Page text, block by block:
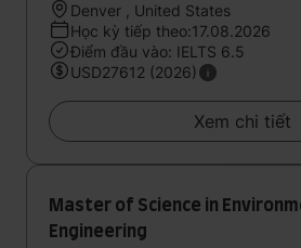
Denver , United States
Học kỳ tiếp theo:17.08.2026
Điểm đầu vào: IELTS 6.5
USD27612 (2026)
Xem chi tiết
Master of Science in
Engineering